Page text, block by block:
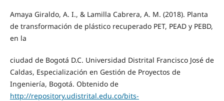
Amaya Giraldo, A. I., & Lamilla Cabrera, A. M. (2018). Planta
de transformación de plástico recuperado PET, PEAD y PEBD,
en la
ciudad de Bogotá D.C. Universidad Distrital Francisco José de
Caldas, Especialización en Gestión de Proyectos de
Ingeniería, Bogotá. Obtenido de
http://repository.udistrital.edu.co/bits-